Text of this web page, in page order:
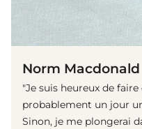
Norm Macdonald
"Je suis heureux de
probablement un jour
Sinon, je me plongerai